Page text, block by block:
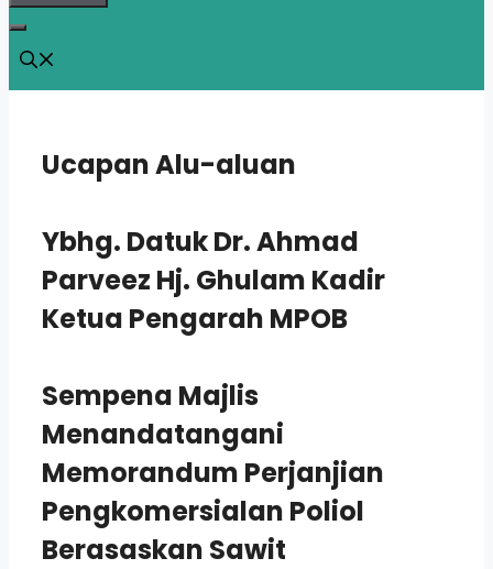
Ucapan Alu-aluan
Ybhg. Datuk Dr. Ahmad
Parveez Hj. Ghulam Kadir
Ketua Pengarah MPOB
Sempena Majlis
Menandatangani
Memorandum Perjanjian
Pengkomersialan Poliol
Berasaskan Sawit